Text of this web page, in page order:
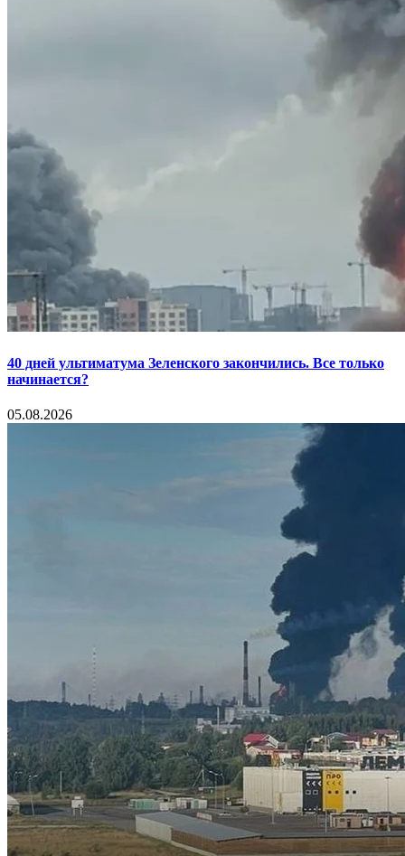
40 дней ультиматума Зеленского закончились. Все только
начинается?
05.08.2026